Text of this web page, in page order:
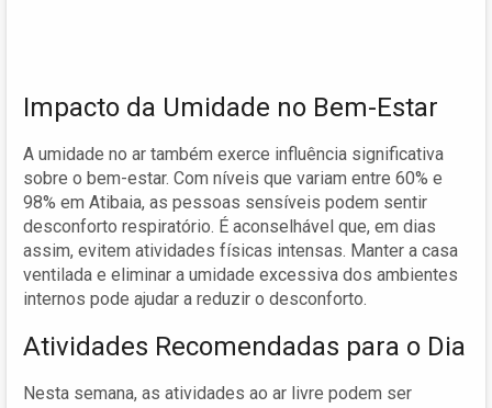
Impacto da Umidade no Bem-Estar
A umidade no ar também exerce influência significativa
sobre o bem-estar. Com níveis que variam entre 60% e
98% em Atibaia, as pessoas sensíveis podem sentir
desconforto respiratório. É aconselhável que, em dias
assim, evitem atividades físicas intensas. Manter a casa
ventilada e eliminar a umidade excessiva dos ambientes
internos pode ajudar a reduzir o desconforto.
Atividades Recomendadas para o Dia
Nesta semana, as atividades ao ar livre podem ser